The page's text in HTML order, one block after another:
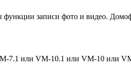
записи фото и видео.
7.1 или VM-10.1 или VM-10 или